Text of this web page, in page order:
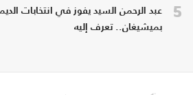
5
عبد الرحمن السيد يفوز في انتخابات
بميشيغان.. تعرف إليه